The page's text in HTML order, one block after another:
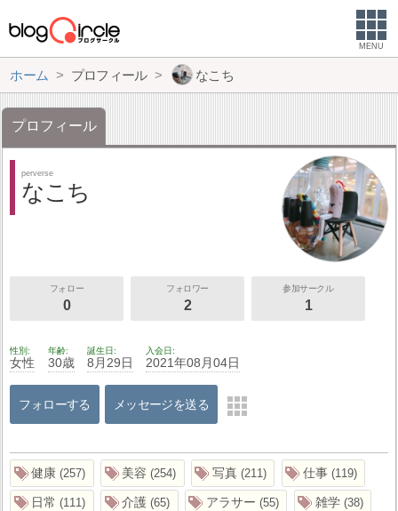
MENU
ホーム プロフィール なこち
プロフィール
perverse
なこち
フォロー
0
フォロワー
2
参加サークル
1
性別
女性
年齢
30歳
誕生日
8月29日
入会日
2021年08月04日
フォローする メッセージを送る
健康 257 美容 254 写真 211 仕事 119
日常 111 介護 65 アラサー 55 雑学 38